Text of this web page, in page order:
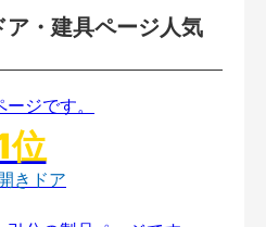
・建具ページ人気
きドア